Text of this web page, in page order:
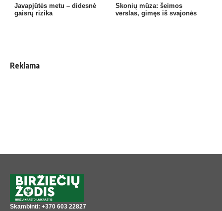
Javapjūtės metu – didesnė
gaisrų rizika
Skonių mūza: šeimos
verslas, gimęs iš svajonės
Reklama
Skambinti: +370 603 22827